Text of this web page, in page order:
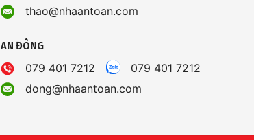
thao@nhaantoan.com
AN ĐÔNG
079 401 7212
079 401 7212
dong@nhaantoan.com